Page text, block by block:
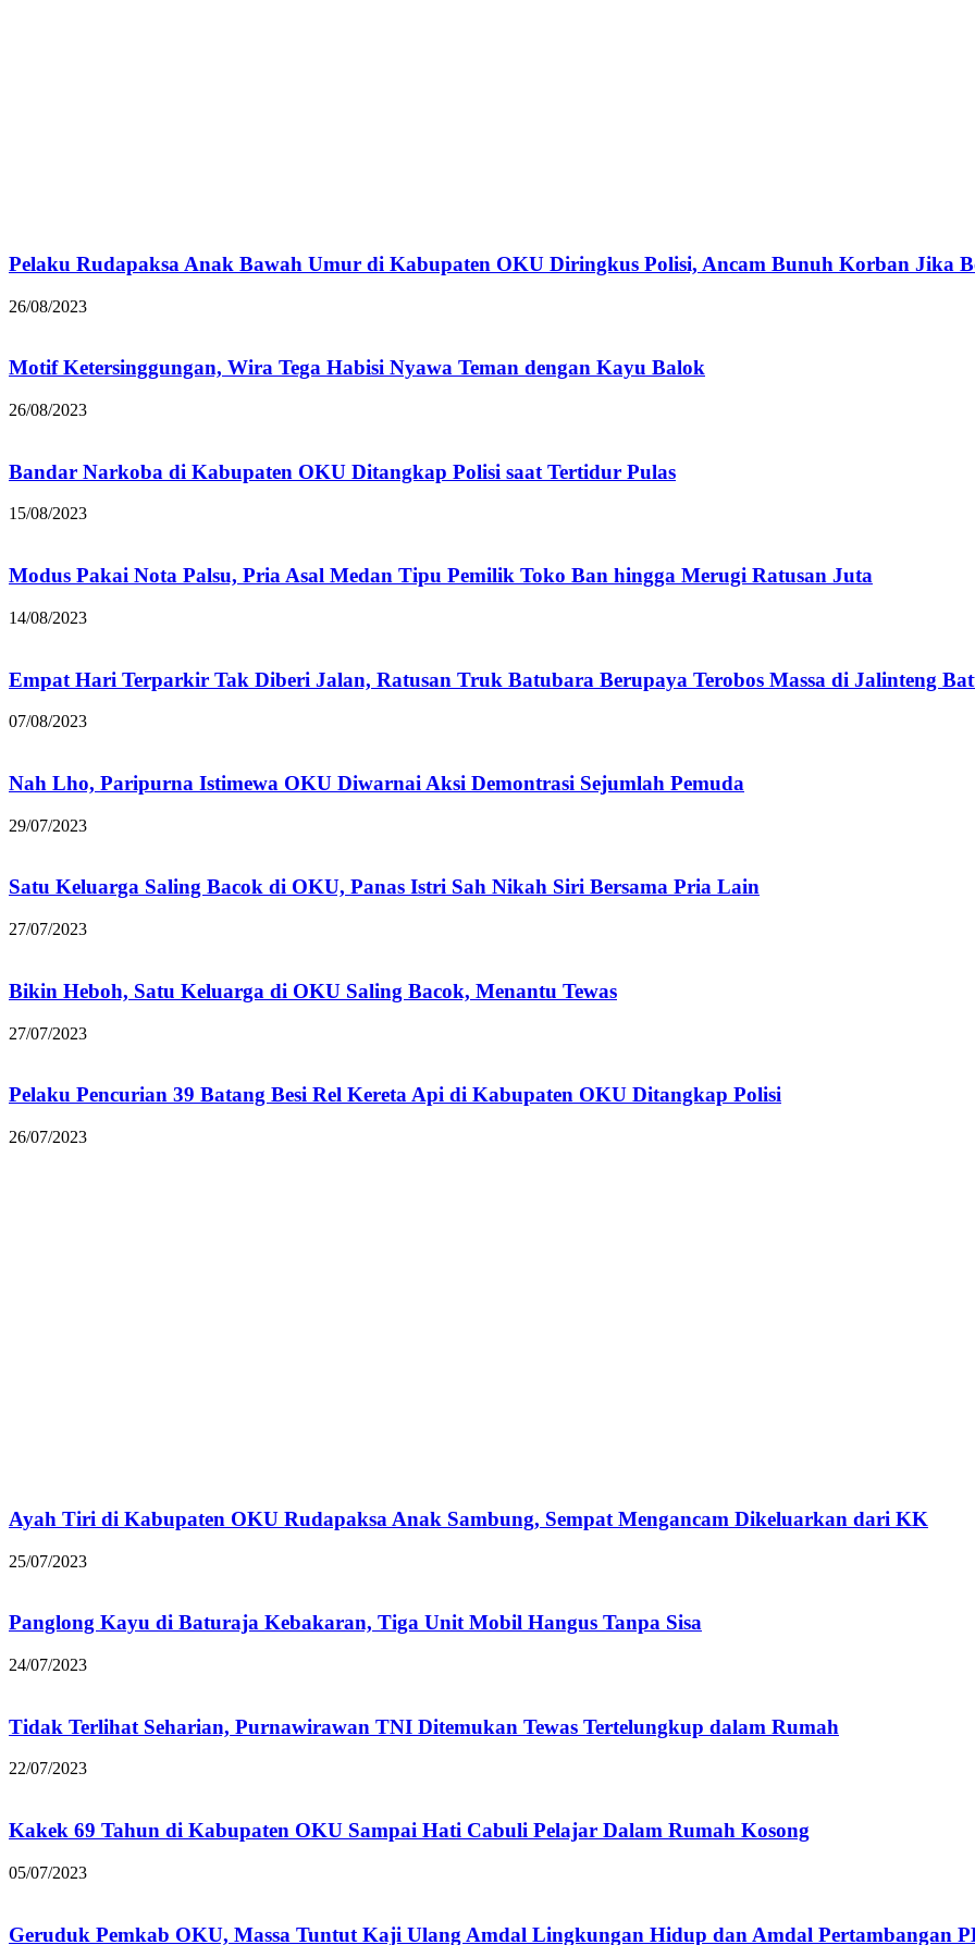
Pelaku Rudapaksa Anak Bawah Umur di Kabupaten OKU Diringkus Polisi, Ancam Bunuh Korban Jika
26/08/2023
Motif Ketersinggungan, Wira Tega Habisi Nyawa Teman dengan Kayu Balok
26/08/2023
Bandar Narkoba di Kabupaten OKU Ditangkap Polisi saat Tertidur Pulas
15/08/2023
Modus Pakai Nota Palsu, Pria Asal Medan Tipu Pemilik Toko Ban hingga Merugi Ratusan Juta
14/08/2023
Empat Hari Terparkir Tak Diberi Jalan, Ratusan Truk Batubara Berupaya Terobos Massa di Jalinteng
07/08/2023
Nah Lho, Paripurna Istimewa OKU Diwarnai Aksi Demontrasi Sejumlah Pemuda
29/07/2023
Satu Keluarga Saling Bacok di OKU, Panas Istri Sah Nikah Siri Bersama Pria Lain
27/07/2023
Bikin Heboh, Satu Keluarga di OKU Saling Bacok, Menantu Tewas
27/07/2023
Pelaku Pencurian 39 Batang Besi Rel Kereta Api di Kabupaten OKU Ditangkap Polisi
26/07/2023
Ayah Tiri di Kabupaten OKU Rudapaksa Anak Sambung, Sempat Mengancam Dikeluarkan dari KK
25/07/2023
Panglong Kayu di Baturaja Kebakaran, Tiga Unit Mobil Hangus Tanpa Sisa
24/07/2023
Tidak Terlihat Seharian, Purnawirawan TNI Ditemukan Tewas Tertelungkup dalam Rumah
22/07/2023
Kakek 69 Tahun di Kabupaten OKU Sampai Hati Cabuli Pelajar Dalam Rumah Kosong
05/07/2023
Geruduk Pemkab OKU, Massa Tuntut Kaji Ulang Amdal Lingkungan Hidup dan Amdal Pertambangan